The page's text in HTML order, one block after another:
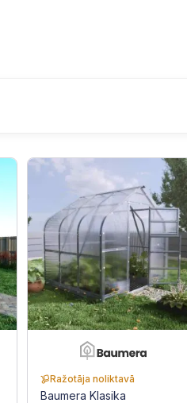
Ražotāja noliktavā
Baumera Klasika